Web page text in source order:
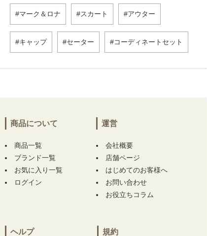
マーク＆ロナ スカート アウター
キャップ セーター コーディネートセット
商品について
商品一覧
ブランド一覧
お気に入り一覧
ログイン
運営
会社概要
店舗ページ
はじめてのお客様へ
お問い合わせ
お役立ちコラム
ヘルプ 規約